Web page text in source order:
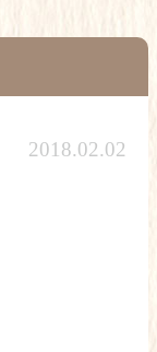
2018.02.02